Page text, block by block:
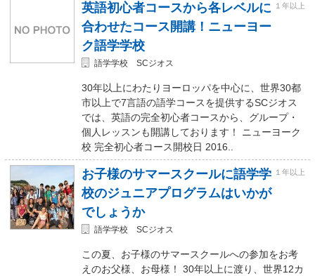
英語初心者コースから各レベルに
合わせたコース開講！ニューヨー
ク語学学校
１年以上
語学学校 SCジオス
30年以上にわたりヨーロッパを中心に、世界30都
市以上で7言語の語学コースを提供するSCジオス
では、英語の完全初心者コースから、グループ・
個人レッスンも開講しております！ ニューヨーク
校 完全初心者コース開校日 2016..
お子様のサマースクールに語学学
校のジュニアプログラムはいかが
でしょうか
１年以上
語学学校 SCジオス
この夏、お子様のサマースクールへの参加をお考
えのお父様、お母様！ 30年以上に渡り、世界12カ